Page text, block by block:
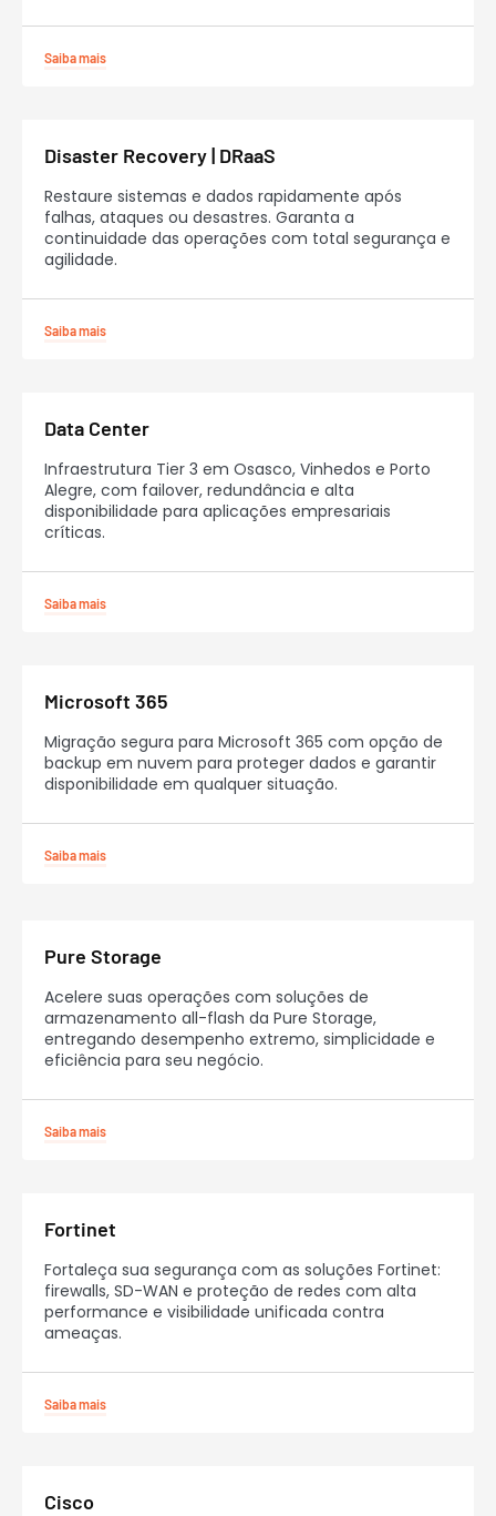
Saiba mais
Disaster Recovery | DRaaS
Restaure sistemas e dados rapidamente após
falhas, ataques ou desastres. Garanta a
continuidade das operações com total segurança e
agilidade.
Saiba mais
Data Center
Infraestrutura Tier 3 em Osasco, Vinhedos e Porto
Alegre, com failover, redundância e alta
disponibilidade para aplicações empresariais
críticas.
Saiba mais
Microsoft 365
Migração segura para Microsoft 365 com opção de
backup em nuvem para proteger dados e garantir
disponibilidade em qualquer situação.
Saiba mais
Pure Storage
Acelere suas operações com soluções de
armazenamento all-flash da Pure Storage,
entregando desempenho extremo, simplicidade e
eficiência para seu negócio.
Saiba mais
Fortinet
Fortaleça sua segurança com as soluções Fortinet:
firewalls, SD-WAN e proteção de redes com alta
performance e visibilidade unificada contra
ameaças.
Saiba mais
Cisco